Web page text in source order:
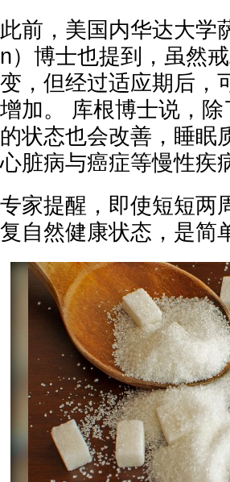
此前，美国内华达大学
n）博士也提到，虽然
变，但经过适应期后，
增加。 库根博士说，
的状态也会改善，睡眠
心脏病与癌症等慢性疾
专家提醒，即使短短两
复自然健康状态，是简